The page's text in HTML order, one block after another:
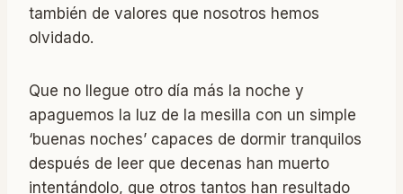
también de valores que nosotros hemos
olvidado.
Que no llegue otro día más la noche y
apaguemos la luz de la mesilla con un simple
‘buenas noches’ capaces de dormir tranquilos
después de leer que decenas han muerto
intentándolo, que otros tantos han resultado